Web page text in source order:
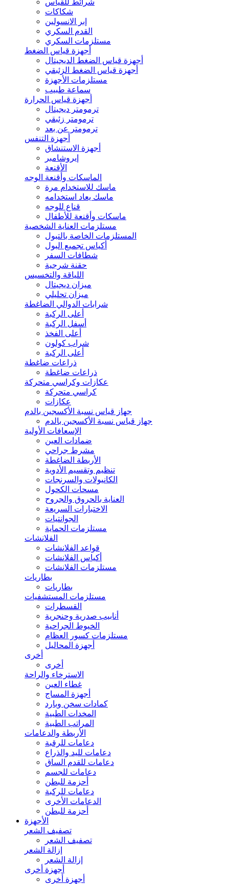
شرائط للقياس
شكاكات
إبر الانسولين
القدم السكري
مستلزمات السكري
أجهزة قياس الضغط
أجهزة قياس الضغط الديجيتال
أجهزة قياس الضغط الزئبقي
مستلزمات الأجهزة
سماعة طبيب
أجهزة قياس الحرارة
ترمومتر ديجيتال
ترمومتر زئبقي
ترمومتر عن بعد
أجهزة التنفس
أجهزة الاستنشاق
إيروشامبر
الأقنعة
الماسكات وأقنعة الوجه
ماسك للاستخدام مرة
ماسك يعاد استخدامه
قناع للوجه
ماسكات وأقنعة للأطفال
مستلزمات العناية الشخصية
المستلزمات الخاصة بالتبول
أكياس تجميع البول
شطافات السفر
حقنة شرجية
اللياقة والتخسيس
ميزان ديجيتال
ميزان تحليلي
شرابات الدوالي الضاغطة
أعلى الركبة
أسفل الركبة
أعلى الفخذ
شراب كولون
أعلى الركبة
ذراعات ضاغطة
ذراعات ضاغطة
عكازات وكراسي متحركة
كراسي متحركة
عكازات
جهاز قياس نسبة الأكسجين بالدم
جهاز قياس نسبة الأكسجين بالدم
الإسعافات الأولية
ضمادات العين
مشرط جراحي
الأربطة الضاغطة
تنظيم وتقسيم الأدوية
الكانيولات والسرنجات
مسحات الكحول
العناية بالحروق والجروح
الاختبارات السريعة
الجوانتيات
مستلزمات الحماية
الفلانشات
قواعد الفلانشات
أكياس الفلانشات
مستلزمات الفلانشات
بطاريات
بطاريات
مستلزمات المستشفيات
القسطرات
أنابيب صدرية وحنجرية
الخيوط الجراحية
مستلزمات كسور العظام
أجهزة المحاليل
أخرى
أخرى
الاسترخاء والراحة
غطاء العين
أجهزة المساج
كمادات سخن وبارد
المخدات الطبية
المراتب الطبية
الأربطة والدعامات
دعامات للرقبة
دعامات لليد والذراع
دعامات للقدم الساق
دعامات للجسم
أحزمة للبطن
دعامات للركبة
الدعامات الأخرى
أحزمة للبطن
الأجهزة
تصفيف الشعر
تصفيف الشعر
إزالة الشعر
إزالة الشعر
أجهزة أخرى
أجهزة أخرى